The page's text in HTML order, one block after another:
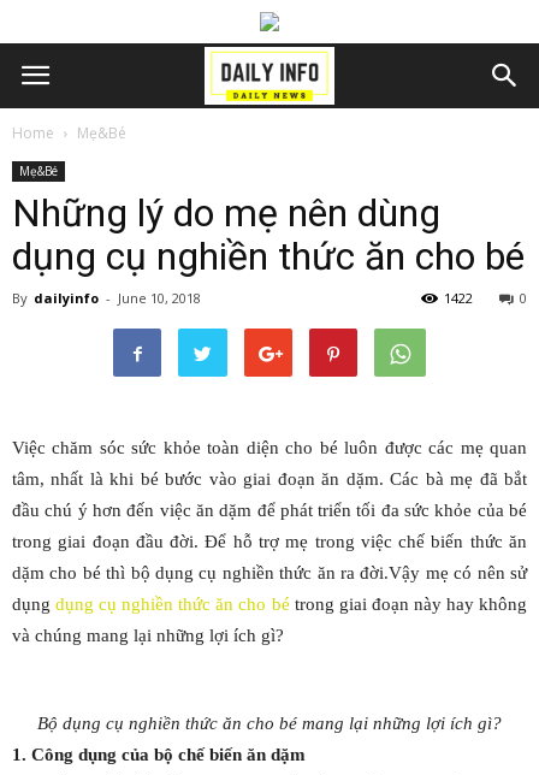
Home Mẹ&Bé
Mẹ&Bé
Những lý do mẹ nên dùng
dụng cụ nghiền thức ăn cho bé
By dailyinfo - June 10, 2018 0
1422
Việc chăm sóc sức khỏe toàn diện cho bé luôn được các mẹ quan
tâm, nhất là khi bé bước vào giai đoạn ăn dặm. Các bà mẹ đã bắt
đầu chú ý hơn đến việc ăn dặm để phát triển tối đa sức khỏe của bé
trong giai đoạn đầu đời. Để hỗ trợ mẹ trong việc chế biến thức ăn
dặm cho bé thì bộ dụng cụ nghiền thức ăn ra đời.Vậy mẹ có nên sử
dụngdụng cụ nghiền thức ăn cho bé trong giai đoạn này hay không
và chúng mang lại những lợi ích gì?
Bộ dụng cụ nghiền thức ăn cho bé mang lại những lợi ích gì?
1. Công dụng của bộ chế biến ăn dặm